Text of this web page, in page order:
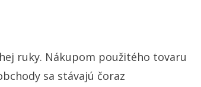
ruky. Nákupom použitého tovaru
sa stávajú čoraz